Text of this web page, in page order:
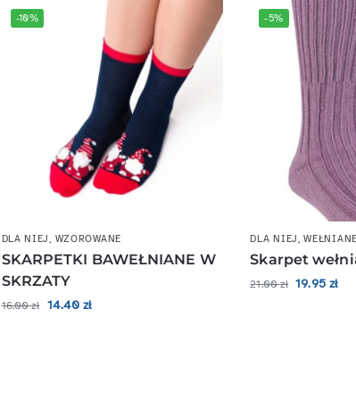
-10%
DLA NIEJ, WZOROWANE
SKARPETKI BAWEŁNIANE W
SKRZATY
16.00zł 14.40zł
-5%
DLA NIEJ,WEŁNIANE
Skarpet
21.00zł 19.95 zł